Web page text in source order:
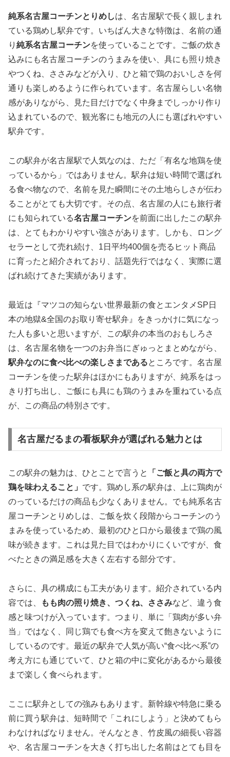
純系名古屋コーチンとりめしは、名古屋駅で長く親しまれ
ている鶏めし駅弁です。いちばん大きな特徴は、名前の通
り 純系名古屋コーチンを使っていることです。ご飯の炊き
込みにも名古屋コーチンのうまみを使い、具にも照り焼き
やつくね、ささみなどが入り、ひと箱で鶏のおいしさを何
通りも楽しめるように作られています。名古屋らしい名物
感がありながら、見た目だけでなく中身までしっかり作り
込まれているので、観光客にも地元の人にも選ばれやすい
駅弁です。
この駅弁が名古屋駅で人気なのは、ただ「有名な地鶏を使
っているから」ではありません。駅弁は短い時間で選ばれ
る食べ物なので、名前を見た瞬間にその土地らしさが伝わ
ることがとても大切です。その点、名古屋の人にも旅行者
にも知られている名古屋コーチンを前面に出したこの駅弁
は、とてもわかりやすい強さがあります。しかも、ロング
セラーとして売れ続け、1日平均400個を売るヒット商品
に育ったと紹介されており、話題先行ではなく、実際に選
ばれ続けてきた実績があります。
最近は『マツコの知らない世界最新の食とエンタメSP日
本の地獄&全国のお取り寄せ駅弁』をきっかけに気になっ
た人も多いと思いますが、この駅弁の本当のおもしろさ
は、名古屋名物を一つのお弁当にぎゅっとまとめながら、
駅弁なのに食べ比べの楽しさまであるところです。名古屋
コーチンを使った駅弁はほかにもありますが、純系をはっ
きり打ち出し、ご飯にも具にも鶏のうまみを重ねている点
が、この商品の特別さです。
名古屋だるまの看板駅弁が選ばれる魅力とは
この駅弁の魅力は、ひとことで言うと
「ご飯と具の両方で
鶏を味わえること」 です。鶏めし系の駅弁は、上に鶏肉が
のっているだけの商品も少なくありません。でも純系名古
屋コーチンとりめしは、ご飯を炊く段階からコーチンのう
まみを使っているため、最初のひと口から最後まで鶏の風
味が続きます。これは見た目ではわかりにくいですが、食
べたときの満足感を大きく左右する部分です。
さらに、具の構成にも工夫があります。紹介されている内
容では、
もも肉の照り焼き、つくね、ささみなど、違う食
感と味つけが入っています。つまり、単に「鶏肉が多い弁
当」ではなく、同じ鶏でも食べ方を変えて飽きないように
しているのです。最近の駅弁で人気が高い“食べ比べ系”の
考え方にも通じていて、ひと箱の中に変化があるから最後
まで楽しく食べられます。
ここに駅弁としての強みもあります。新幹線や特急に乗る
前に買う駅弁は、短時間で「これにしよう」と決めてもら
わなければなりません。そんなとき、竹皮風の細長い容器
や、名古屋コーチンを大きく打ち出した名前はとても目を